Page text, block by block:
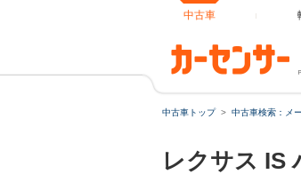
中古車
中古車トップ 中古車検索：メ
レクサス IS